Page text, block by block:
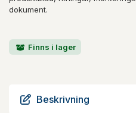
dokument.
Finns i lager
Beskrivning